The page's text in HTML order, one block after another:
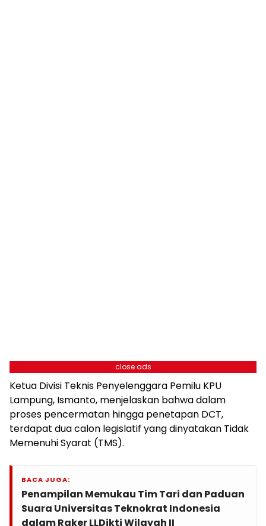
close ads
Ketua Divisi Teknis Penyelenggara Pemilu KPU
Lampung, Ismanto, menjelaskan bahwa dalam
proses pencermatan hingga penetapan DCT,
terdapat dua calon legislatif yang dinyatakan Tidak
Memenuhi Syarat (TMS).
BACA JUGA:
Penampilan Memukau Tim Tari dan Paduan
Suara Universitas Teknokrat Indonesia
dalam Raker LLDikti Wilayah II